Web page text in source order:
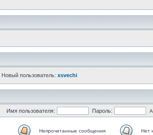
Новый пользователь: xsvechi
Имя пользователя: Пароль:
Непрочитанные сообщения Нет